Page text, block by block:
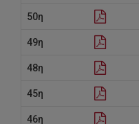
Κατηγορίες
Αποτελέσματα
50η
49η
48η
45η
46η